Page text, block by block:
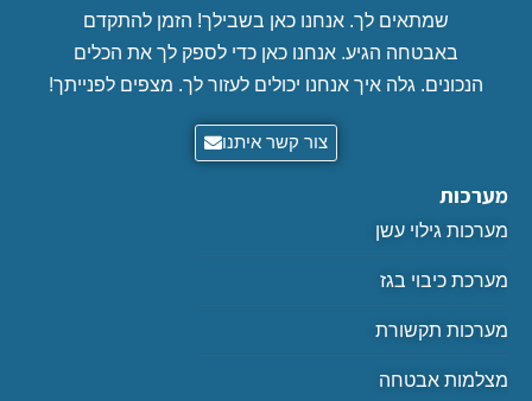
שמתאים לך. אנחנו כאן בשבילך! הזמן להתקדם
באבטחה הגיע. אנחנו כאן כדי לספק לך את הכלים
הנכונים. גלה איך אנחנו יכולים לעזור לך. מצפים לפנייתך!
צור קשר איתנו
מערכות
מערכות גילוי עשן
מערכת כיבוי בגז
מערכות תקשורת
מצלמות אבטחה